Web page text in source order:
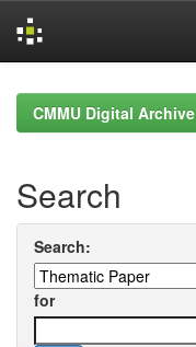
navigationCMMU Digital Archive
Search
Search:
for